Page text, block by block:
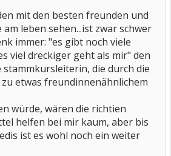
mit den besten freunden und
leben sehen...ist zwar schwer
immer: "es gibt noch viele
viel dreckiger geht als mir" den
die durch die
etwas freundinnenähnlichem
würde, wären die richtien
helfen bei mir kaum, aber bis
ist es wohl noch ein weiter